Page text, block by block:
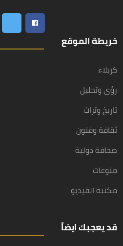
خريطة الموقع
كربلاء
رؤى وتحليل
تاريخ وتراث
ثقافة وفنون
صحافة دولية
منوعات
مكتبة الفيديو
قد يعجبك ايضاً